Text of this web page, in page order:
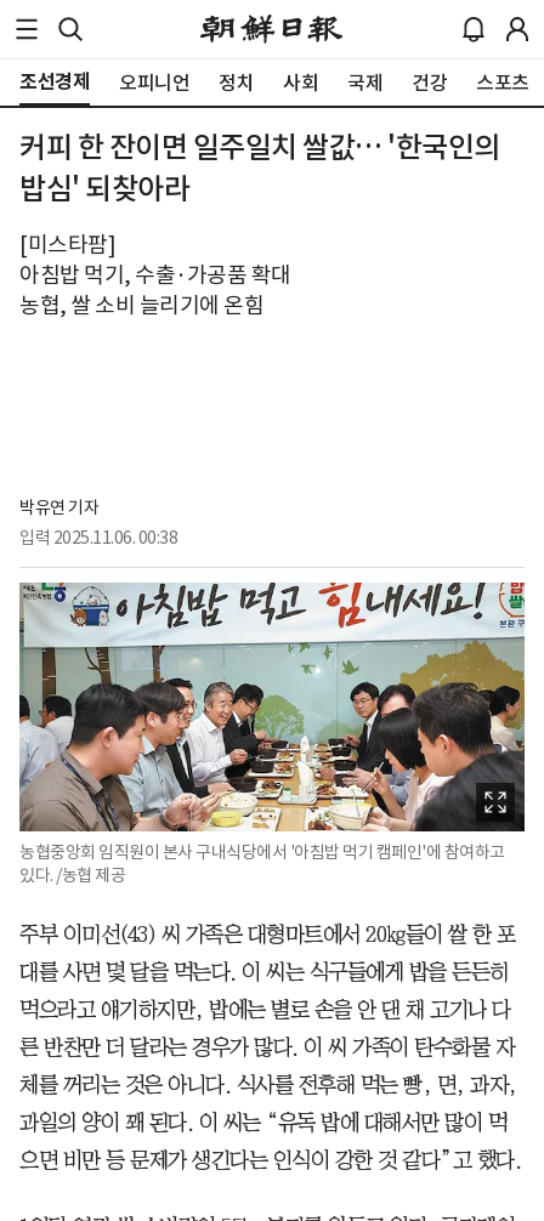
조선경제 오피니언 정치 사회 국제 건강 스포츠
커피 한 잔이면 일주일치 쌀값… '한국인의
밥심' 되찾아라
[미스타팜]
아침밥 먹기, 수출·가공품 확대
농협, 쌀 소비 늘리기에 온힘
박유연 기자
입력 2025.11.06. 00:38
농협중앙회 임직원이 본사 구내식당에서 '아침밥 먹기 캠페인'에 참여하고
있다. /농협 제공
주부 이미선(43) 씨 가족은 대형마트에서 20㎏들이 쌀 한 포
대를 사면 몇 달을 먹는다. 이 씨는 식구들에게 밥을 든든히
먹으라고 얘기하지만, 밥에는 별로 손을 안 댄 채 고기나 다
른 반찬만 더 달라는 경우가 많다. 이 씨 가족이 탄수화물 자
체를 꺼리는 것은 아니다. 식사를 전후해 먹는 빵, 면, 과자,
과일의 양이 꽤 된다. 이 씨는 “유독 밥에 대해서만 많이 먹
으면 비만 등 문제가 생긴다는 인식이 강한 것 같다”고 했다.